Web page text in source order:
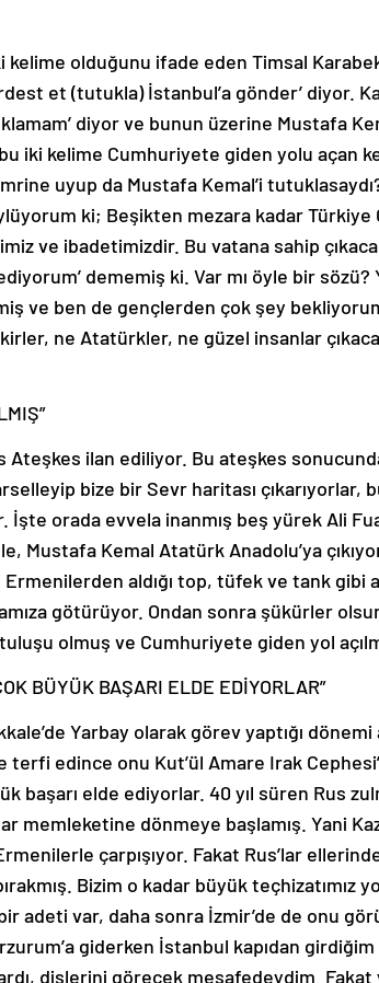
olduğunu ifade eden Timsal
et (tutukla) İstanbul’a gönder’ diyor.
diyor ve bunun üzerine Mustafa
iki kelime Cumhuriyete giden yolu açan
uyup da Mustafa Kemal’i
ki; Beşikten mezara kadar Türkiye
ve ibadetimizdir. Bu vatana sahip
dememiş ki. Var mı öyle bir sözü?
ve ben de gençlerden çok şey
ne Atatürkler, ne güzel insanlar
ilan ediliyor. Bu ateşkes
bize bir Sevr haritası çıkarıyorlar,
İşte orada evvela inanmış beş yürek Ali
Mustafa Kemal Atatürk Anadolu’ya
aldığı top, tüfek ve tank gibi
götürüyor. Ondan sonra şükürler
olmuş ve Cumhuriyete giden yol
BÜYÜK BAŞARI ELDE EDİYORLAR”
Yarbay olarak görev yaptığı
terfi edince onu Kut’ül Amare Irak
başarı elde ediyorlar. 40 yıl süren Rus
memleketine dönmeye başlamış. Yani
çarpışıyor. Fakat Rus’lar
Bizim o kadar büyük teçhizatımız
adeti var, daha sonra İzmir’de de onu
giderken İstanbul kapıdan girdiğim
dişlerini görecek mesafedeydim. Fakat